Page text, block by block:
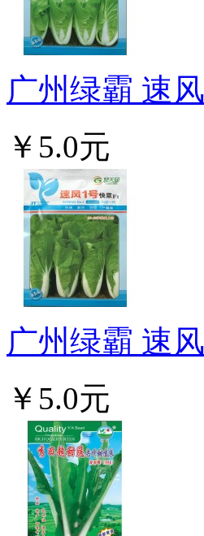
广州绿霸 速
￥5.0元
广州绿霸 速
￥5.0元